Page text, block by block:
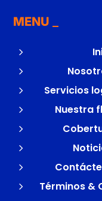
MENU
5
5
5 Servicios
5 Nuestra
5
5
5
5 Términos &